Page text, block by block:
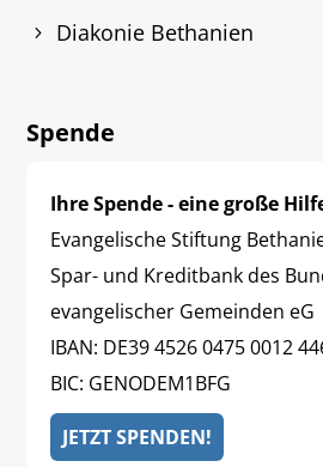
Diakonie Bethanien
Spende
Ihre Spende - eine große
Evangelische Stiftung
Spar- und Kreditbank des
evangelischer Gemeinden eG
IBAN: DE39 4526 0475 0012
BIC: GENODEM1BFG
JETZT SPENDEN!